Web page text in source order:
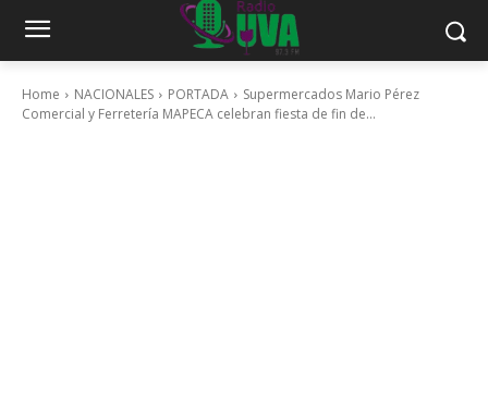
Home NACIONALES PORTADA
Supermercados Mario Pérez
Comercial y Ferretería MAPECA celebran fiesta de fin de...